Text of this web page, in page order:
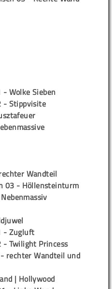
Wolke Sieben
- Stippvisite
Wandteil
03 - Höllensteinturm
- Zugluft
Twilight Princess
rechter Wandteil und
| Hollywood